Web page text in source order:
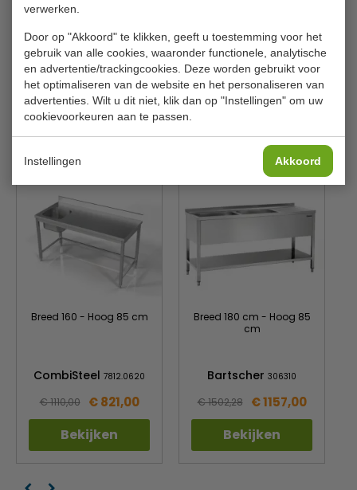
verwerken.
Door op "Akkoord" te klikken, geeft u toestemming voor het
gebruik van alle cookies, waaronder functionele, analytische
en advertentie/trackingcookies. Deze worden gebruikt voor
het optimaliseren van de website en het personaliseren van
advertenties. Wilt u dit niet, klik dan op "Instellingen" om uw
cookievoorkeuren aan te passen.
Instellingen Akkoord
Artikel
B x D x H
120 x 60 x 91 cm
B x D x H spoelbak
50 x 40 x 25 cm
Materiaal
RVS
Is dit iets voor jou?
Breed 160 - Hoog 85 cm
CombiSteel 7812.0620
€ 1110,00 € 821,00
Bekijken
Breed 180 cm - Hoog 85
cm
Bartscher 306310
€ 1502,28 € 1157,00
Bekijken